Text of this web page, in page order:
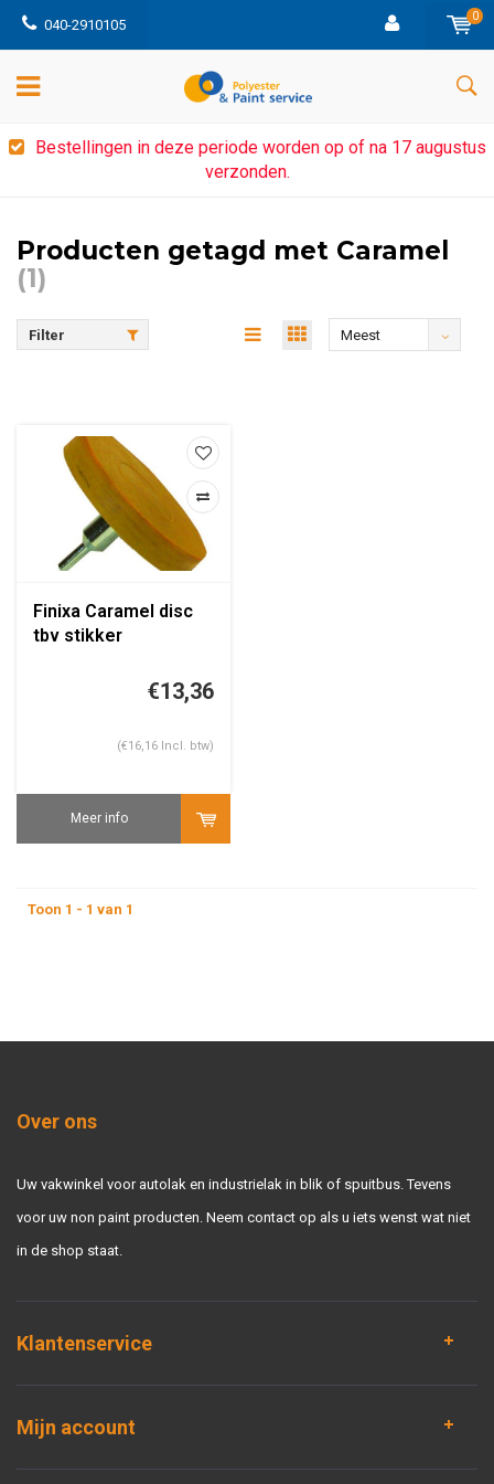
040-2910105
0
Bestellingen in deze periode worden op of na 17 augustus
verzonden.
Producten getagd met Caramel
(1)
Filter
Meest
Finixa Caramel disc
tbv stikker
€13,36
(€16,16 Incl. btw)
Meer info
Toon 1 - 1 van 1
Over ons
Uw vakwinkel voor autolak en industrielak in blik of spuitbus. Tevens
voor uw non paint producten. Neem contact op als u iets wenst wat niet
in de shop staat.
Klantenservice
Mijn account